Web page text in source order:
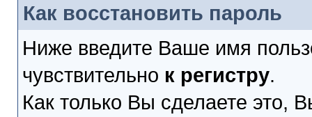
Как восстановить пароль
Ниже введите Ваше имя
чувствительно к регистру.
Как только Вы сделаете это,